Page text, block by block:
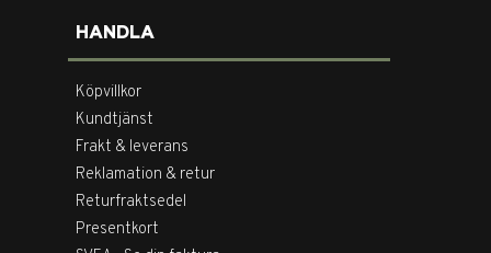
HANDLA
Köpvillkor
Kundtjänst
Frakt & leverans
Reklamation & retur
Returfraktsedel
Presentkort